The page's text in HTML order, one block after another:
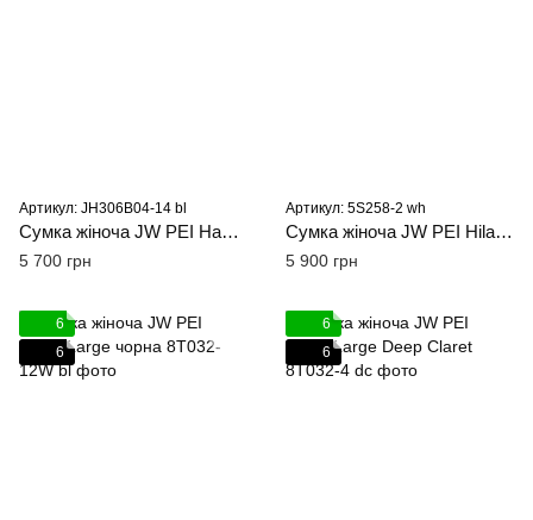
Артикул: JH306B04-14 bl
Сумка жіноча JW PEI Hana M чорна
5 700 грн
Артикул: 5S258-2 wh
Сумка жіноча JW PEI Hilary біла
5 900 грн
6
6
6
6